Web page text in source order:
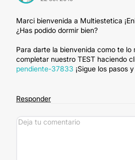
Marci bienvenida a Multiestetica
¿Has podido dormir bien?
Para darte la bienvenida como te
completar nuestro TEST haciendo
pendiente-37833 ¡Sigue los pasos
Responder